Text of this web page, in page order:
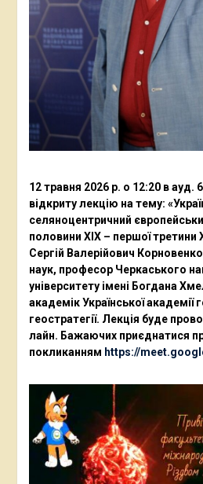
12 травня 2026 р. о 12:20 в ауд.
відкриту лекцію на тему:
селяноцентричний
половини ХІХ – першої третини
Сергій Валерійович
наук, професор Черкаського
університету імені Богдана
академік Української академії
геостратегії. Лекція буде
лайн. Бажаючих приєднатися
покликанням https://